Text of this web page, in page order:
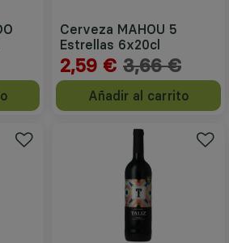
Cerveza MAHOU 5
Estrellas 6x20cl
2,59 € 3,66 €
Añadir al carrito